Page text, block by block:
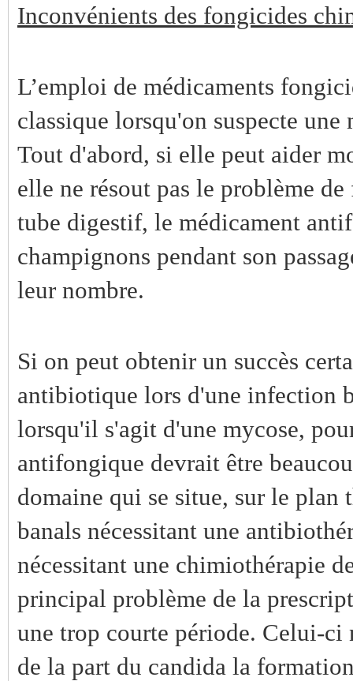
Inconvénients des fongicides
L’emploi de médicaments
classique lorsqu'on suspecte
Tout d'abord, si elle peut aider
elle ne résout pas le problème
tube digestif, le médicament
champignons pendant son
leur nombre.
Si on peut obtenir un succès
antibiotique lors d'une infection
lorsqu'il s'agit d'une mycose,
antifongique devrait être
domaine qui se situe, sur le plan
banals nécessitant une
nécessitant une chimiothérapie
principal problème de la
une trop courte période. Celui-ci
de la part du candida la